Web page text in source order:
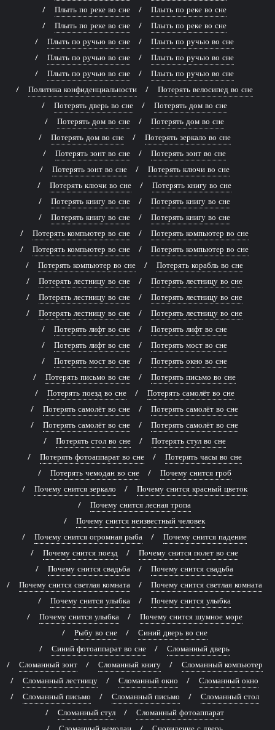
Плыть по реке во сне
Плыть по реке во сне
Плыть по реке во сне
Плыть по реке во сне
Плыть по ручью во сне
Плыть по ручью во сне
Плыть по ручью во сне
Плыть по ручью во сне
Плыть по ручью во сне
Плыть по ручью во сне
Политика конфиденциальности
Потерять велосипед во сне
Потерять дверь во сне
Потерять дом во сне
Потерять дом во сне
Потерять дом во сне
Потерять дом во сне
Потерять зеркало во сне
Потерять зонт во сне
Потерять зонт во сне
Потерять зонт во сне
Потерять ключи во сне
Потерять ключи во сне
Потерять книгу во сне
Потерять книгу во сне
Потерять книгу во сне
Потерять книгу во сне
Потерять книгу во сне
Потерять компьютер во сне
Потерять компьютер во сне
Потерять компьютер во сне
Потерять компьютер во сне
Потерять компьютер во сне
Потерять корабль во сне
Потерять лестницу во сне
Потерять лестницу во сне
Потерять лестницу во сне
Потерять лестницу во сне
Потерять лестницу во сне
Потерять лестницу во сне
Потерять лифт во сне
Потерять лифт во сне
Потерять лифт во сне
Потерять мост во сне
Потерять мост во сне
Потерять окно во сне
Потерять письмо во сне
Потерять письмо во сне
Потерять поезд во сне
Потерять самолёт во сне
Потерять самолёт во сне
Потерять самолёт во сне
Потерять самолёт во сне
Потерять самолёт во сне
Потерять стол во сне
Потерять стул во сне
Потерять фотоаппарат во сне
Потерять часы во сне
Потерять чемодан во сне
Почему снится гроб
Почему снится зеркало
Почему снится красный цветок
Почему снится лесная тропа
Почему снится неизвестный человек
Почему снится огромная рыба
Почему снится падение
Почему снится поезд
Почему снится полет во сне
Почему снится свадьба
Почему снится свадьба
Почему снится светлая комната
Почему снится светлая комната
Почему снится улыбка
Почему снится улыбка
Почему снится улыбка
Почему снится шумное море
Рыбу во сне
Синий дверь во сне
Синий фотоаппарат во сне
Сломанный дверь
Сломанный зонт
Сломанный книгу
Сломанный компьютер
Сломанный лестницу
Сломанный окно
Сломанный окно
Сломанный письмо
Сломанный письмо
Сломанный стол
Сломанный стул
Сломанный фотоаппарат